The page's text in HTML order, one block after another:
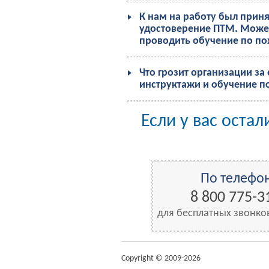
К нам на работу был
удостоверение ПТМ.
проводить обучение по
Что грозит организации за
инструктажи и обучение
Если у вас
По
8 800 775-
для бесплатных
Copyright © 2009-2026